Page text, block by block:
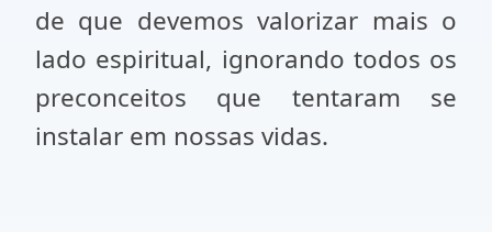
de que devemos valorizar mais o
lado espiritual, ignorando todos os
preconceitos que tentaram se
instalar em nossas vidas.